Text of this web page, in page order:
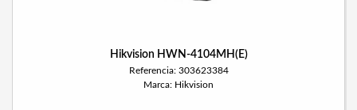
Hikvision HWN-4104MH(E)
Referencia: 303623384
Marca: Hikvision